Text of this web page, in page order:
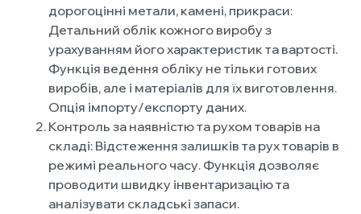
дорогоцінні метали, камені, прикраси:
Детальний облік кожного виробу з
урахуванням його характеристик та вартості.
Функція ведення обліку не тільки готових
виробів, але і матеріалів для їх виготовлення.
Опція імпорту/експорту даних.
Контроль за наявністю та рухом товарів на
складі: Відстеження залишків та рух товарів в
режимі реального часу. Функція дозволяє
проводити швидку інвентаризацію та
аналізувати складські запаси.